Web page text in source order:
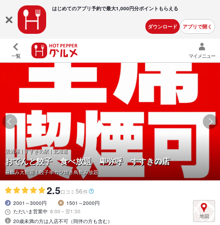
はじめてのアプリ予約で最大1,000円分ポイントもらえる
ダウンロード アプリで開く
一覧 マイメニュー
居酒屋 | すすきの駅 | 北海道
おでんと餃子 食べ放題 卑弥呼 すすきの店
昼飲み大歓迎！餃子串カツ焼き鳥飲み放題
2.5口コミ 56件
2001～3000円
1501～2000円
ただいま営業中 8:00～翌1:30
20歳未満の方は入店不可（同伴の方も含む）